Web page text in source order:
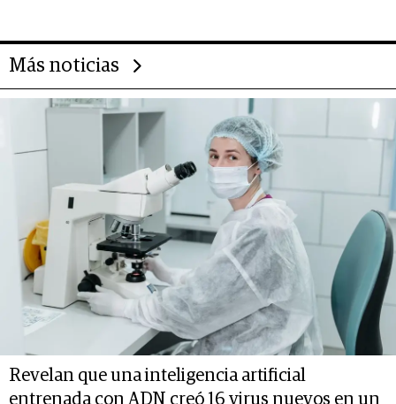
Más noticias
Revelan que una inteligencia artificial
entrenada con ADN creó 16 virus nuevos en un